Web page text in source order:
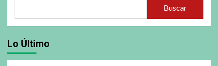
Buscar
Lo Último